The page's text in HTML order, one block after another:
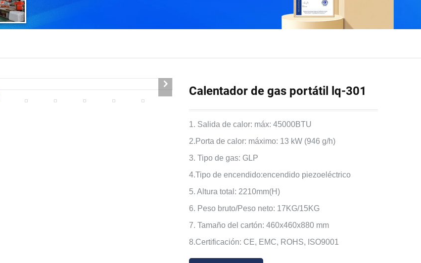
Calentador de gas portátil lq-301
1. Salida de calor: máx: 45000BTU
2.Porta de calor: máximo: 13 kW (946 g/h)
3. Tipo de gas: GLP
4.Tipo de encendido:encendido piezoeléctrico
5. Altura total: 2210mm(H)
6. Peso bruto/Peso neto: 17KG/15KG
7. Tamaño del cartón: 460x460x880 mm
8.Certificación: CE, EMC, ROHS, ISO9001